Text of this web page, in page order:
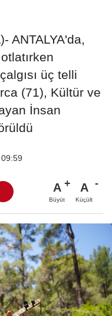
ANTALYA'da,
üç telli
(71), Kültür ve
İnsan
A
Büyüt
A
Küçült